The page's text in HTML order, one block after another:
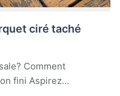
ciré taché
Comment
fini Aspirez...